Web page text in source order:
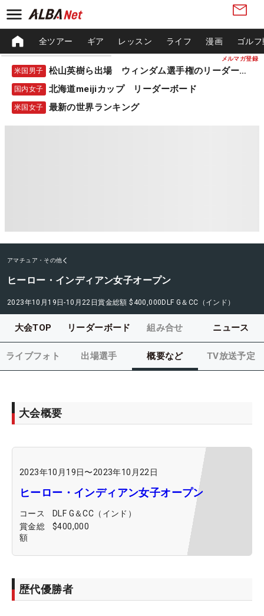
メルマガ登録
全ツアー ギア レッスン ライフ 漫画 ゴル
米国男子 松山英樹ら出場 ウィンダム選手権のリーダーボード
国内女子 北海道meijiカップ リーダーボード
米国女子 最新の世界ランキング
アマチュア・その他
ヒーロー・インディアン女子オープン
2023年10月19日-10月22日賞金総額 $400,000 DLF G＆CC（インド）
大会TOP リーダーボード 組み合せ ニュース
ライブフォト 出場選手 概要など TV放送予定
大会概要
2023年10月19日〜2023年10月22日
ヒーロー・インディアン女子オープン
コース
DLF G＆CC（インド）
賞金総
額
$400,000
歴代優勝者